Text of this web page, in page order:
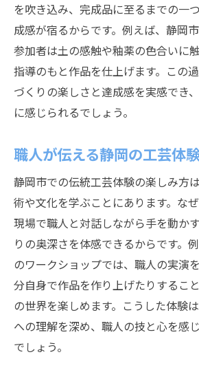
を吹き込み、完成品に至るまでの一
成感が宿るからです。例えば、静岡
参加者は土の感触や釉薬の色合いに
指導のもと作品を仕上げます。この
づくりの楽しさと達成感を実感でき
に感じられるでしょう。
職人が伝える静岡の工芸体
静岡市での伝統工芸体験の楽しみ方
術や文化を学ぶことにあります。な
現場で職人と対話しながら手を動か
りの奥深さを体感できるからです。
のワークショップでは、職人の実演
分自身で作品を作り上げたりするこ
の世界を楽しめます。こうした体験
への理解を深め、職人の技と心を感
でしょう。